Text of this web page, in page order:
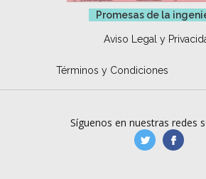
Promesas de la
Aviso Legal y
Términos y Condiciones
Síguenos en nuestras redes